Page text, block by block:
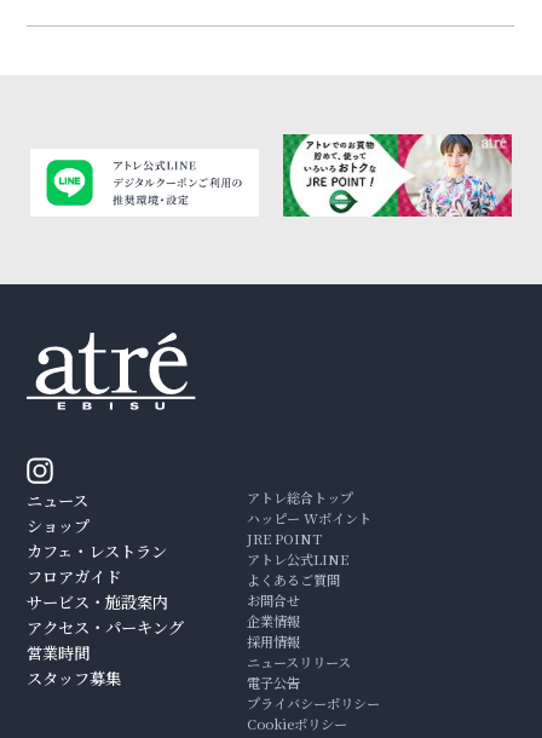
ニュース
ショップ
カフェ・レストラン
フロアガイド
サービス・施設案内
アクセス・パーキング
営業時間
スタッフ募集
アトレ総合トップ
ハッピー Wポイント
JRE POINT
アトレ公式LINE
よくあるご質問
お問合せ
企業情報
採用情報
ニュースリリース
電子公告
プライバシーポリシー
Cookieポリシー